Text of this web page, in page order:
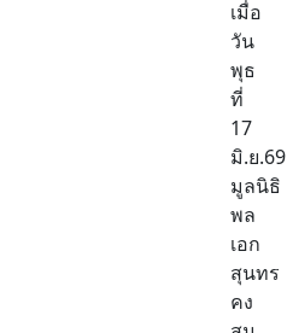
เมื่อ
วัน
พุธ
ที่
17
มิ.ย.69
มูลนิธิ
พล
เอก
สุนทร
คง